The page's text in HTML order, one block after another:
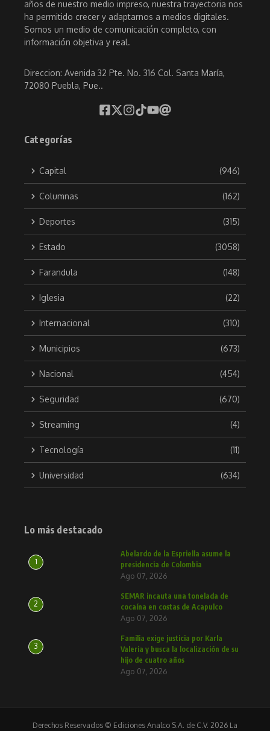
años de nuestro medio impreso, nuestra trayectoria nos
ha permitido crecer y adaptarnos a medios digitales.
Somos un medio de comunicación completo, con
información objetiva y real.
Direccion: Avenida 32 Pte. No. 316 Col. Santa María,
72080 Puebla, Pue..
Categorías
Capital (946)
Columnas (162)
Deportes (315)
Estado (3058)
Farandula (148)
Iglesia (22)
Internacional (310)
Municipios (673)
Nacional (454)
Seguridad (670)
Streaming (4)
Tecnología (11)
Universidad (634)
Lo más destacado
1
Abelardo de la Espriella asume la
presidencia de Colombia
Ago 07, 2026
2
SEMAR incauta una tonelada de
cocaína en costas de Acapulco
Ago 07, 2026
3
Familia exige justicia por Karla
Valeria y busca la localización de su
hijo de cuatro años
Ago 07, 2026
Derechos Reservados © Ediciones Analco S.A. de C.V. 2026 La